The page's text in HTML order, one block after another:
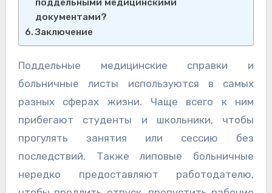
поддельными медицинскими
документами?
Заключение
Поддельные медицинские справки и
больничные листы используются в самых
разных сферах жизни. Чаще всего к ним
прибегают студенты и школьники, чтобы
прогулять занятия или сессию без
последствий. Также липовые больничные
нередко предоставляют работодателю,